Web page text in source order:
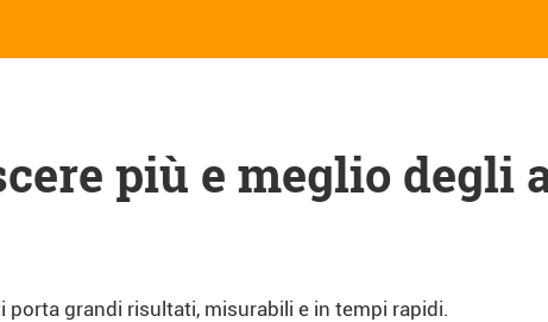
più e meglio degli
porta grandi risultati, misurabili e in tempi rapidi.